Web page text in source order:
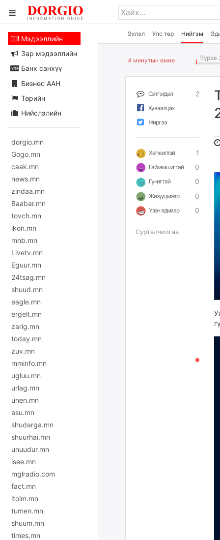
Эхлэл Улс төр Нийгэм
Мэдээллийн
Зар мэдээллийн
Банк санхүү
Бизнес ААН
Төрийн
Нийслэлийн
dorgio.mn
Gogo.mn
caak.mn
news.mn
zindaa.mn
Baabar.mn
tovch.mn
ikon.mn
mnb.mn
Livetv.mn
Eguur.mn
24tsag.mn
shuud.mn
eagle.mn
ergelt.mn
zarig.mn
today.mn
zuv.mn
mminfo.mn
ugluu.mn
urlag.mn
unen.mn
asu.mn
shudarga.mn
shuurhai.mn
unuudur.mn
isee.mn
mglradio.com
fact.mn
itoim.mn
tumen.mn
shuum.mn
times.mn
4 минутын өмнө Пүрэв
Сэтгэгдэл 2
Хуваалцах
Жиргээ
Хөгжилтэй 1
Гайхамшигтай 0
Гунигтай 0
Жихүүцмээр 0
Үзэн ядмаар 0
Сурталчилгаа